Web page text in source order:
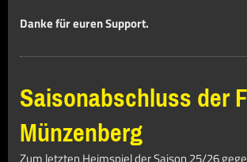
Danke für euren Support.
Saisonabschluss der
Münzenberg